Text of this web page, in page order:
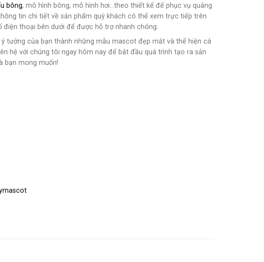
bông, mô hình bông, mô hình hơi…theo thiết kế để phục vụ quảng
tin chi tiết về sản phẩm quý khách có thể xem trực tiếp trên
thoại bên dưới để được hỗ trợ nhanh chóng.
ý tưởng của bạn thành những mẫu mascot đẹp mắt và thể hiện cá
hệ với chúng tôi ngay hôm nay để bắt đầu quá trình tạo ra sản
bạn mong muốn!